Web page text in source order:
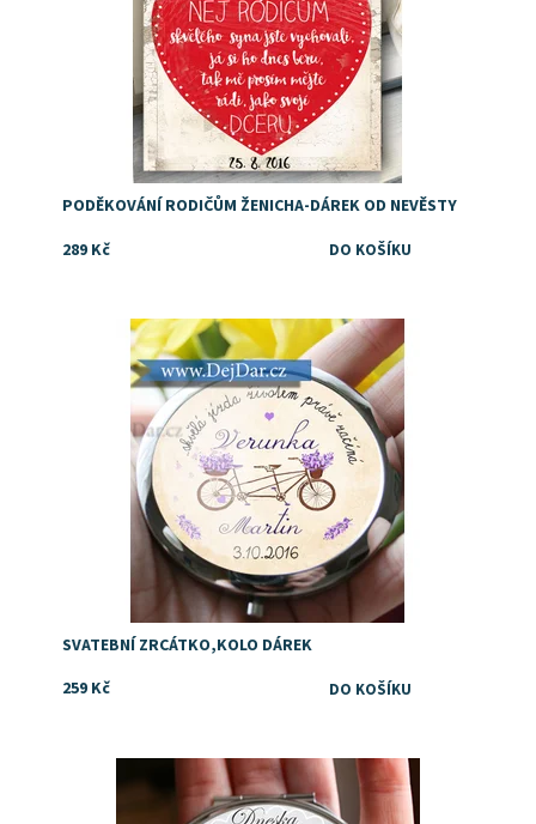
PODĚKOVÁNÍ RODIČŮM ŽENICHA-DÁREK OD NEVĚSTY
289 Kč
Dostupnost: Skladem
SVATEBNÍ ZRCÁTKO,KOLO DÁREK
259 Kč
Dostupnost: Skladem